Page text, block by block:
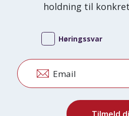
holdning til
Email
Høringssvar